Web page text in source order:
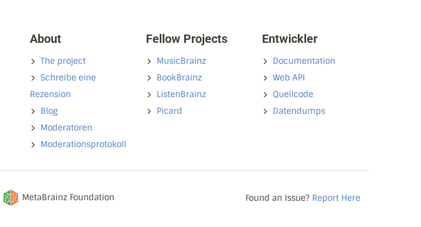
About
The project
Schreibe eine
Rezension
Blog
Moderatoren
Moderationsprotokoll
Fellow Projects
MusicBrainz
BookBrainz
ListenBrainz
Picard
Entwickler
Documentation
Web API
Quellcode
Datendumps
MetaBrainz Foundation Found an Issue? Report Here